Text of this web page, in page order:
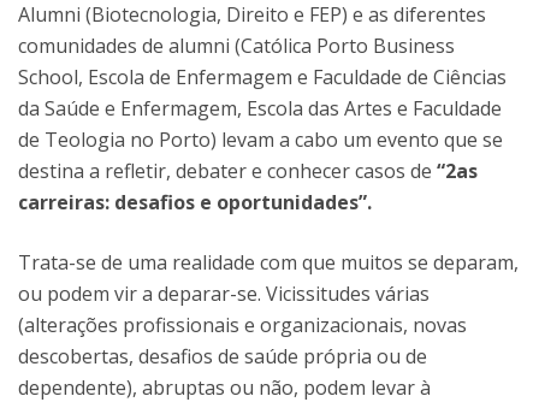
Alumni (Biotecnologia, Direito e FEP) e as diferentes
comunidades de alumni (Católica Porto Business
School, Escola de Enfermagem e Faculdade de Ciências
da Saúde e Enfermagem, Escola das Artes e Faculdade
de Teologia no Porto) levam a cabo um evento que se
destina a refletir, debater e conhecer casos de “2as
carreiras: desafios e oportunidades”.
Trata-se de uma realidade com que muitos se deparam,
ou podem vir a deparar-se. Vicissitudes várias
(alterações profissionais e organizacionais, novas
descobertas, desafios de saúde própria ou de
dependente), abruptas ou não, podem levar à